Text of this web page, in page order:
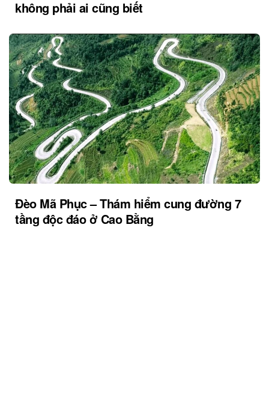
không phải ai cũng biết
Đèo Mã Phục – Thám hiểm cung đường 7
tầng độc đáo ở Cao Bằng